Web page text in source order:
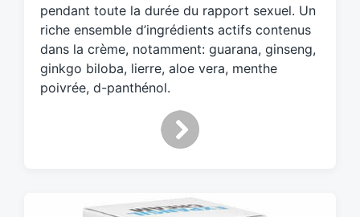
pendant toute la durée du rapport sexuel. Un
riche ensemble d’ingrédients actifs contenus
dans la crème, notamment: guarana, ginseng,
ginkgo biloba, lierre, aloe vera, menthe
poivrée, d-panthénol.